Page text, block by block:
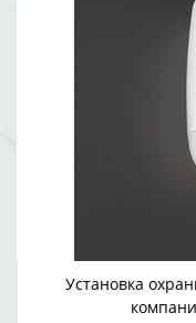
Установка